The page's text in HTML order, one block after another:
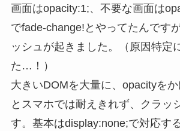
画面はopacity:1;、不要な画面は
でfade-change!とやってたんです
ッシュが起きました。（原因特定
た…！）
大きいDOMを大量に、opacityをか
とスマホでは耐えきれず、クラッ
す。基本はdisplay:none;で対応す